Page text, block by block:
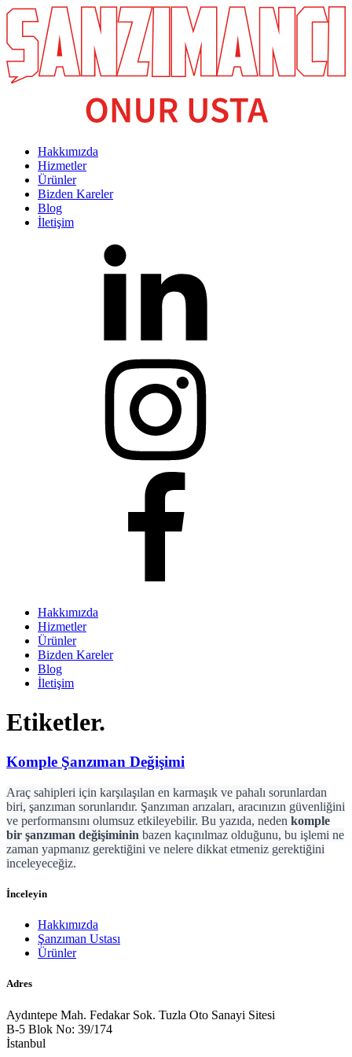
Hakkımızda
Hizmetler
Ürünler
Bizden Kareler
Blog
İletişim
Hakkımızda
Hizmetler
Ürünler
Bizden Kareler
Blog
İletişim
Etiketler.
Komple Şanzıman Değişimi
Araç sahipleri için karşılaşılan en karmaşık ve pahalı sorunlardan
biri, şanzıman sorunlarıdır. Şanzıman arızaları, aracınızın güvenliğini
ve performansını olumsuz etkileyebilir. Bu yazıda, neden komple
bir şanzıman değişiminin bazen kaçınılmaz olduğunu, bu işlemi ne
zaman yapmanız gerektiğini ve nelere dikkat etmeniz gerektiğini
inceleyeceğiz.
İnceleyin
Hakkımızda
Şanzıman Ustası
Ürünler
Adres
Aydıntepe Mah. Fedakar Sok. Tuzla Oto Sanayi Sitesi
B-5 Blok No: 39/174
İstanbul